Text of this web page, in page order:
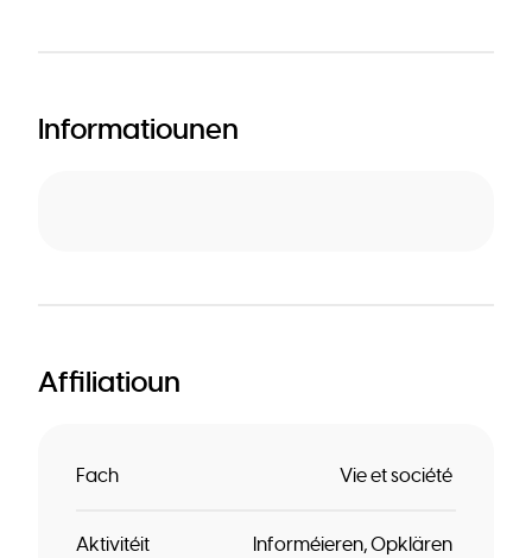
Informatiounen
Affiliatioun
Fach Vie et société
Aktivitéit Informéieren Opklären